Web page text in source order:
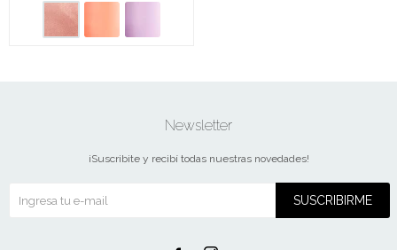
Newsletter
¡Suscribite y recibí todas nuestras novedades!
SUSCRIBIRME